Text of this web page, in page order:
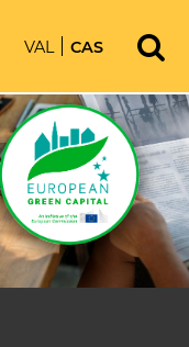
VAL CAS